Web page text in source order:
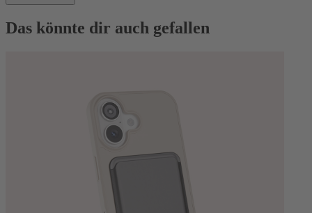
Das könnte dir auch gefallen